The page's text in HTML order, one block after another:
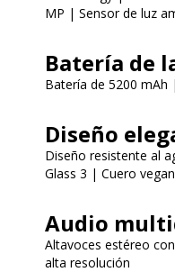
MP | Sensor de luz
Batería de
Batería de 5200
Diseño
Diseño resistente al
Glass 3 | Cuero
Audio
Altavoces estéreo
alta resolución